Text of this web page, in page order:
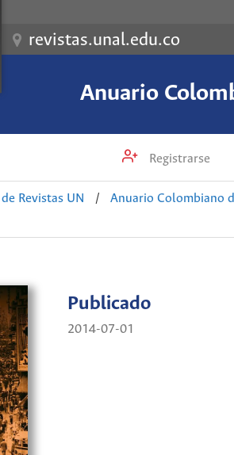
revistas.unal.edu.co
Anuario
Registrarse
Revistas UN / Anuario Colombiano
Publicado
2014-07-01